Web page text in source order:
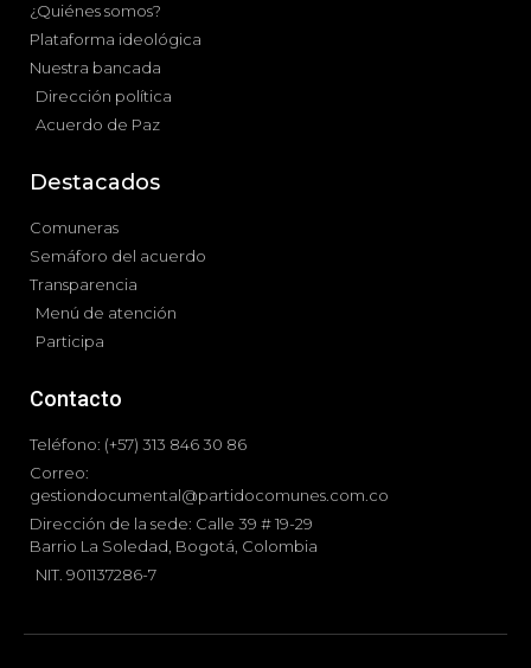
¿Quiénes somos?
Plataforma ideológica
Nuestra bancada
Dirección política
Acuerdo de Paz
Destacados
Comuneras
Semáforo del acuerdo
Transparencia
Menú de atención
Participa
Contacto
Teléfono: (+57) 313 846 30 86
Correo:
gestiondocumental@partidocomunes.com.co
Dirección de la sede: Calle 39 # 19-29
Barrio La Soledad, Bogotá, Colombia
NIT. 901137286-7